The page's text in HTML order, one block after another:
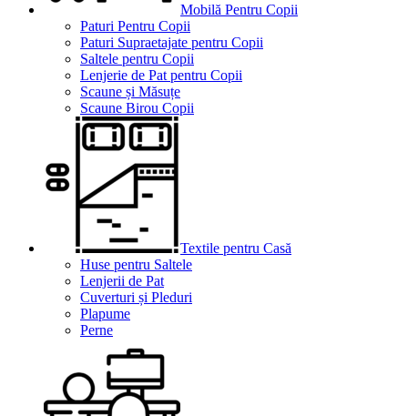
Mobilă Pentru Copii
Paturi Pentru Copii
Paturi Supraetajate pentru Copii
Saltele pentru Copii
Lenjerie de Pat pentru Copii
Scaune și Măsuțe
Scaune Birou Copii
Textile pentru Casă
Huse pentru Saltele
Lenjerii de Pat
Cuverturi și Pleduri
Plapume
Perne